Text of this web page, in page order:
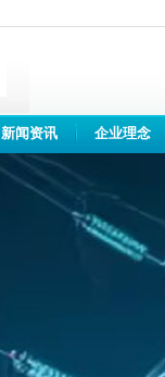
新闻资讯 企业理念